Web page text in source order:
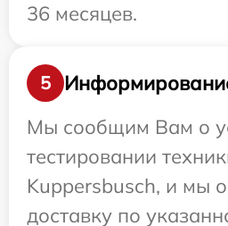
36 месяцев.
5
Мы сообщим Вам о
тестировании
Kuppersbusch, и мы
доставку по